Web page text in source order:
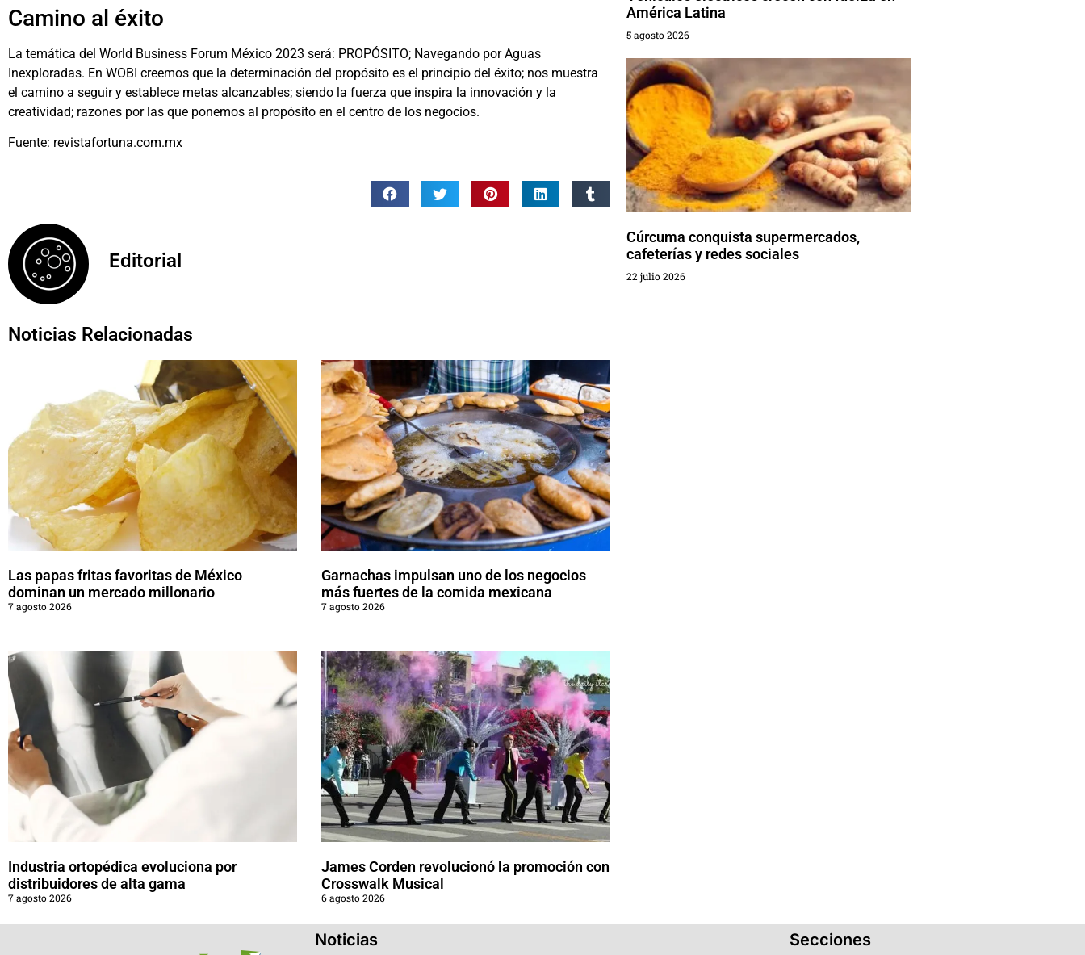
Camino al éxito
La temática del World Business Forum México 2023 será: PROPÓSITO; Navegando por Aguas
Inexploradas. En WOBI creemos que la determinación del propósito es el principio del éxito; nos muestra
el camino a seguir y establece metas alcanzables; siendo la fuerza que inspira la innovación y la
creatividad; razones por las que ponemos al propósito en el centro de los negocios.
Fuente: revistafortuna.com.mx
Editorial
Noticias Relacionadas
Las papas fritas favoritas de México
dominan un mercado millonario
7 agosto 2026
Garnachas impulsan uno de los negocios
más fuertes de la comida mexicana
7 agosto 2026
Industria ortopédica evoluciona por
distribuidores de alta gama
7 agosto 2026
James Corden revolucionó la promoción con
Crosswalk Musical
6 agosto 2026
América Latina
5 agosto 2026
Cúrcuma conquista supermercados,
cafeterías y redes sociales
22 julio 2026
Noticias Secciones